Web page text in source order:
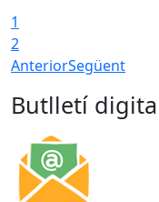
1
2
AnteriorSegüent
Butlletí